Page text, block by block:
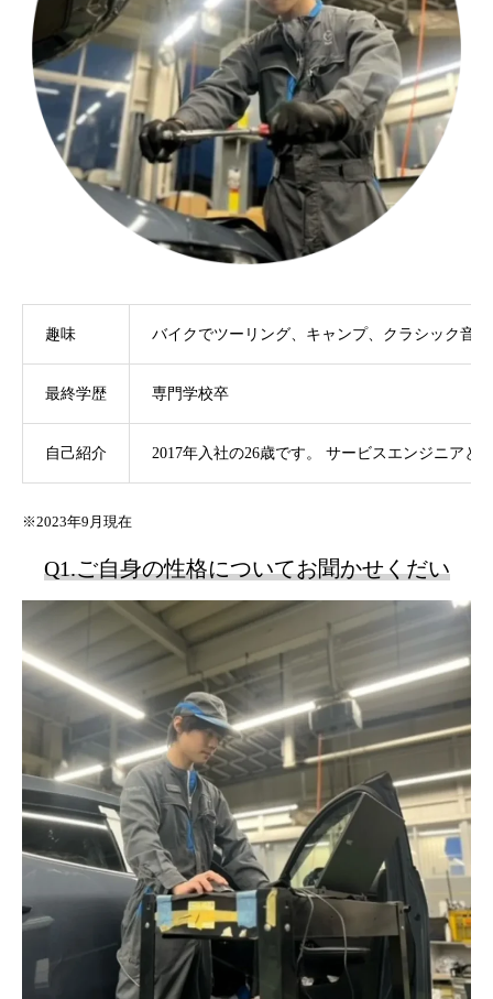
研修・教育制度
キャリアステップ
新卒採用情報
整備士
鈑金塗装
職場見学に行こう
新卒採用エントリー
キャリア採用エントリー
お問い合わせ
よくある質問Q&A
企業サイト
趣味 バイクでツーリング、キャンプ、クラシック音
最終学歴 専門学校卒
自己紹介 2017年入社の26歳です。 サービスエンジニア
※2023年9月現在
Q1.ご自身の性格についてお聞かせくだい